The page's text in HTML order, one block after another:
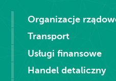
Organizacje
Transport
Usługi finansowe
Handel detaliczny